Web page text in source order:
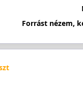
Forrást nézem,